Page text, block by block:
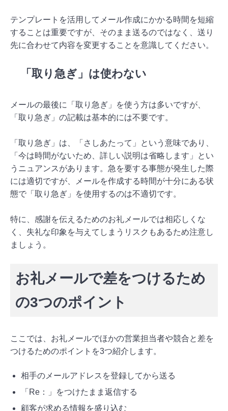
テンプレートを活用してメール作成にかかる時間を短縮
することは重要ですが、そのまま送るのではなく、送り
先に合わせて内容を変更することを意識してください。
「取り急ぎ」は使わない
メールの最後に「取り急ぎ」を使う方は多いですが、
「取り急ぎ」の記載は基本的には不要です。
「取り急ぎ」は、「さしあたって」という意味であり、
「今は時間がないため、詳しい説明は省略します」とい
うニュアンスがあります。急を要する事態が発生した際
には適切ですが、メールを作成する時間が十分にある状
態で「取り急ぎ」を使用するのは不適切です。
特に、感謝を伝えるためのお礼メールでは相応しくな
く、失礼な印象を与えてしまうリスクもあるため注意し
ましょう。
お礼メールで差をつけるため
の3つのポイント
ここでは、お礼メールでほかの営業担当者や競合と差を
つけるためのポイントを3つ紹介します。
相手のメールアドレスを登録してから送る
「Re：」をつけたまま返信する
顧客が求める情報を盛り込む